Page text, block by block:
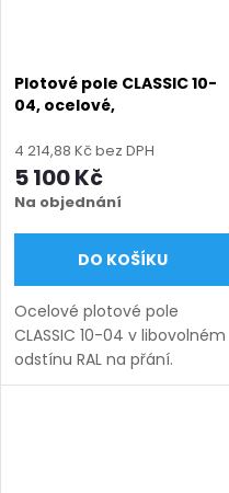
Plotové pole CLASSIC 10-
04, ocelové,
(šířka 100–3300 mm,
výška 450–1950 mm),
barva na přání
4 214,88 Kč bez DPH
5 100 Kč
Na objednání
DO KOŠÍKU
Ocelové plotové pole
CLASSIC 10-04 v libovolném
odstínu RAL na přání.
Bezúdržbová ocel (žárový